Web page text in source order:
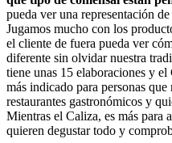
pueda ver una representación
Jugamos mucho con los
el cliente de fuera pueda ver
diferente sin olvidar nuestra
tiene unas 15 elaboraciones y
más indicado para personas
restaurantes gastronómicos y
Mientras el Caliza, es más para
quieren degustar todo y